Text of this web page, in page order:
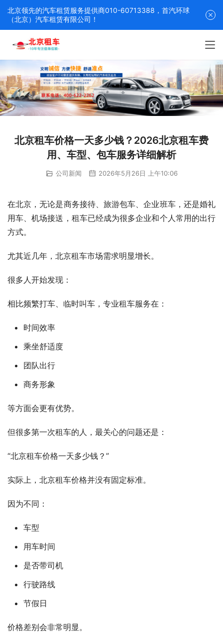
北京租车价格一天多少钱？2026北京租车费
用、车型、包车服务详细解析
公司新闻 2026年5月26日 上午10:06
在北京，无论是商务接待、旅游包车、企业班车，还是婚礼
用车、机场接送，租车已经成为很多企业和个人常用的出行
方式。
尤其近几年，北京租车市场需求明显增长。
很多人开始发现：
相比频繁打车、临时叫车，专业租车服务在：
时间效率
乘坐舒适度
团队出行
商务形象
等方面会更有优势。
但很多第一次租车的人，最关心的问题还是：
“北京租车价格一天多少钱？”
实际上，北京租车价格并没有固定标准。
因为不同：
车型
用车时间
是否带司机
行驶路线
节假日
价格差别会非常明显。
北京领先的汽车租赁服务提供商010-60713388，首汽环球
（北京）汽车租赁有限公司！